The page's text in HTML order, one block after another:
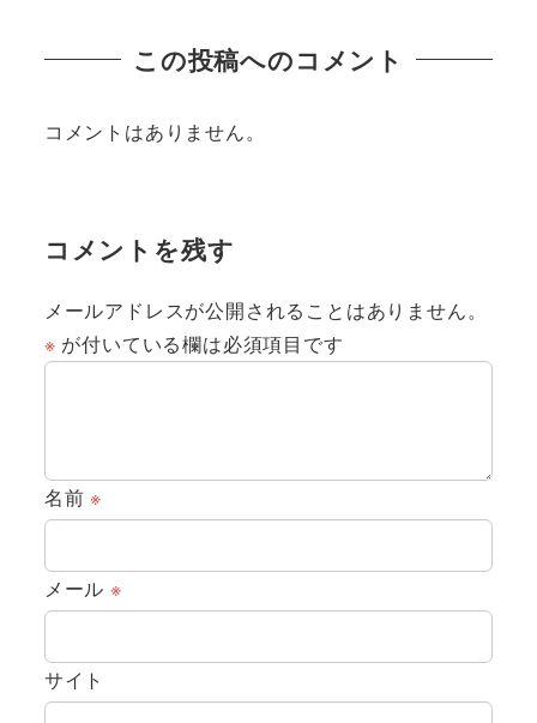
この投稿へのコメント
コメントはありません。
コメントを残す
メールアドレスが公開されることはありません。
※ が付いている欄は必須項目です
名前※
メール ※
サイト